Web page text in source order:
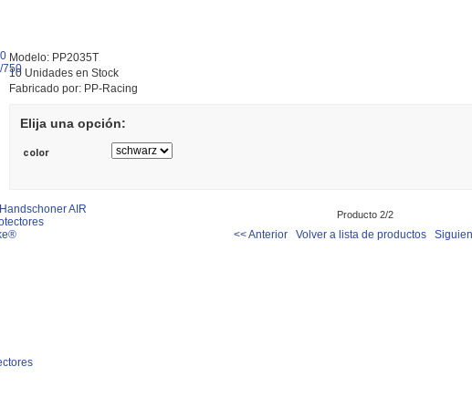
750
AIR
Modelo: PP2035T
10 Unidades en Stock
Fabricado por: PP-Racing
Elija una opción:
color
Producto 2/2
<< Anterior Volver a lista de productos